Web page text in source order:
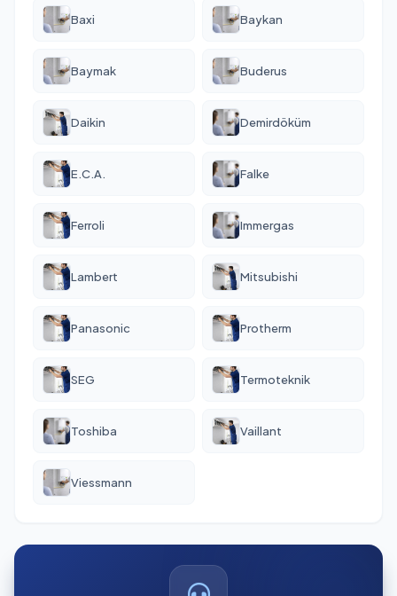
Baxi Baykan
Baymak Buderus
Daikin Demirdöküm
E.C.A. Falke
Ferroli Immergas
Lambert Mitsubishi
Panasonic Protherm
SEG Termoteknik
Toshiba Vaillant
Viessmann